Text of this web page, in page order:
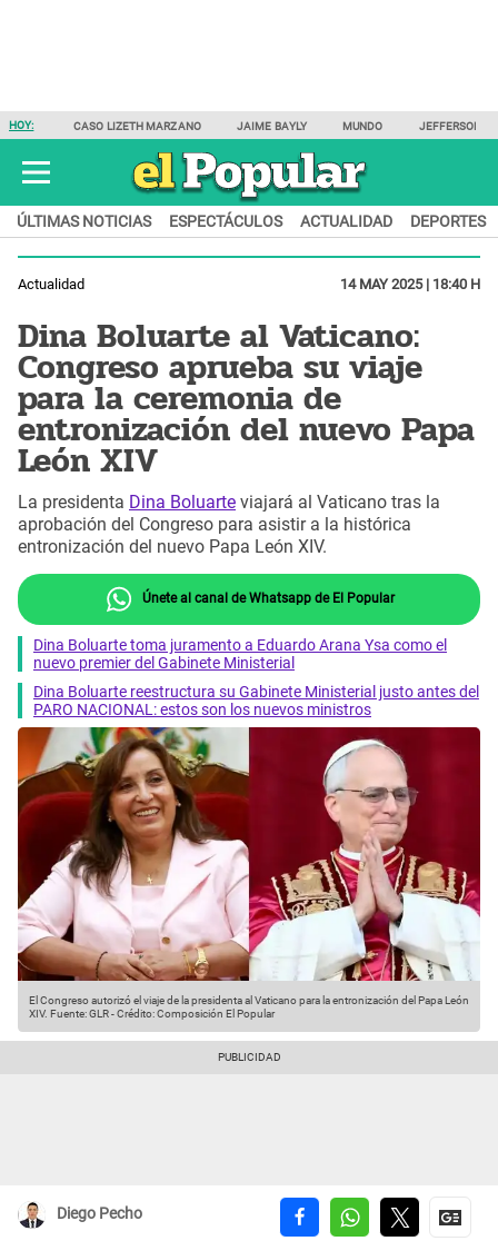
HOY: CASO LIZETH MARZANO JAIME BAYLY MUNDO JEFFERSON
ÚLTIMAS NOTICIAS ESPECTÁCULOS ACTUALIDAD DEPORTES
Actualidad 14 MAY 2025 | 18:40 H
Dina Boluarte al Vaticano:
Congreso aprueba su viaje
para la ceremonia de
entronización del nuevo Papa
León XIV
La presidenta Dina Boluarte viajará al Vaticano tras la
aprobación del Congreso para asistir a la histórica
entronización del nuevo Papa León XIV.
Únete al canal de Whatsapp de El Popular
Dina Boluarte toma juramento a Eduardo Arana Ysa como el
nuevo premier del Gabinete Ministerial
Dina Boluarte reestructura su Gabinete Ministerial justo antes del
PARO NACIONAL: estos son los nuevos ministros
El Congreso autorizó el viaje de la presidenta al Vaticano para la entronización del Papa León
XIV. Fuente: GLR-Crédito: Composición El Popular
Diego Pecho